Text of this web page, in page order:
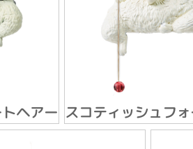
ヘアー スコティッシュフ